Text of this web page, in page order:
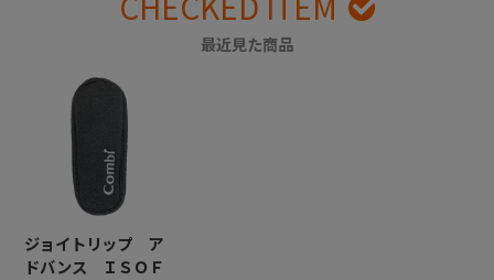
最近見た商品
ジョイトリップ ア
ドバンス ＩＳＯＦ